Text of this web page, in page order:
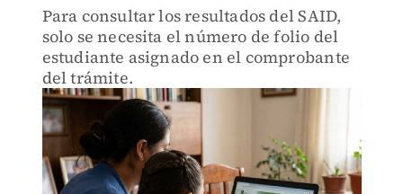
Para consultar los resultados del SAID,
solo se necesita el número de folio del
estudiante asignado en el comprobante
del trámite.